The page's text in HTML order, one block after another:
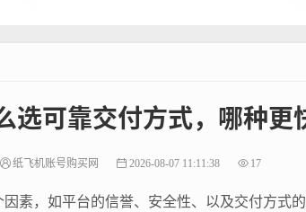
选可靠交付方式，哪种更
纸飞机账号购买网 2026-08-07 11:11:38 17
素，如平台的信誉、安全性、以及交付方式